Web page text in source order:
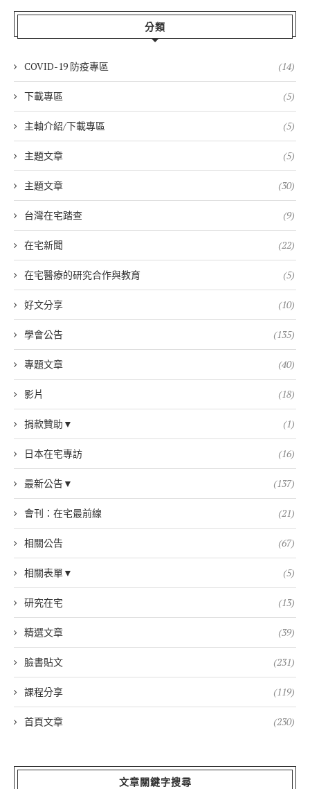
分類
COVID-19 防疫專區 (14)
下載專區 (5)
主軸介紹/下載專區 (5)
主題文章 (5)
主題文章 (30)
台灣在宅踏查 (9)
在宅新聞 (22)
在宅醫療的研究合作與教育 (5)
好文分享 (10)
學會公告 (135)
專題文章 (40)
影片 (18)
捐款贊助▼ (1)
日本在宅專訪 (16)
最新公告▼ (137)
會刊：在宅最前線 (21)
相關公告 (67)
相關表單▼ (5)
研究在宅 (13)
精選文章 (39)
臉書貼文 (231)
課程分享 (119)
首頁文章 (230)
文章關鍵字搜尋